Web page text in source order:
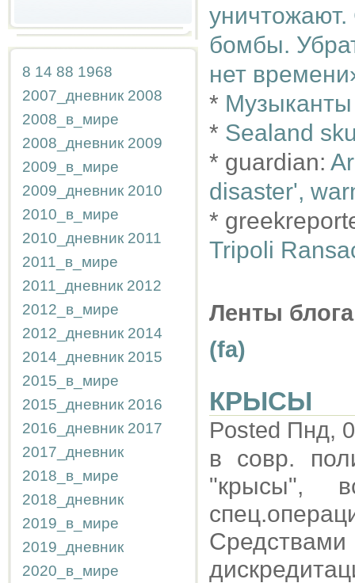
8 14 88 1968
2007_дневник 2008
2008_в_мире
2008_дневник 2009
2009_в_мире
2009_дневник 2010
2010_в_мире
2010_дневник 2011
2011_в_мире
2011_дневник 2012
2012_в_мире
2012_дневник 2014
2014_дневник 2015
2015_в_мире
2015_дневник 2016
2016_дневник 2017
2017_дневник
2018_в_мире
2018_дневник
2019_в_мире
2019_дневник
2020_в_мире
бомбы.
нет
* Музыканты
* Sealand
* guardian:
disaster',
*
Tripoli
Ленты
(fa)
КРЫСЫ
Posted Пнд,
в совр.
"крысы",